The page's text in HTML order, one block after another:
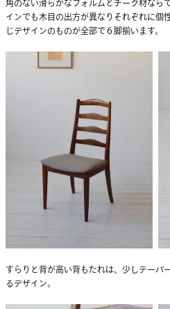
角のない滑らかなフォルムとチーク材なら
インでも木目の出方が異なりそれぞれに個
じデザインのものが全部で６脚揃います。
すらりと背が高い背もたれは、少しテーパ
るデザイン。